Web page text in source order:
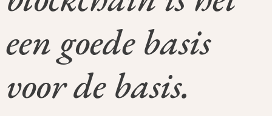
een goede basis
voor de basis.